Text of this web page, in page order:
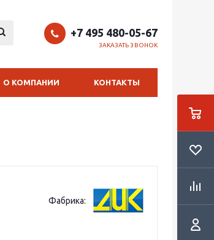
+7 495 480-05-67
ЗАКАЗАТЬ ЗВОНОК
О КОМПАНИИ КОНТАКТЫ
Фабрика: